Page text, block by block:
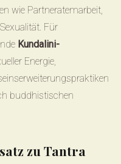
wie Partneratemarbeit,
Für
Kundalini-
Energie,
buddhistischen
zu Tantra